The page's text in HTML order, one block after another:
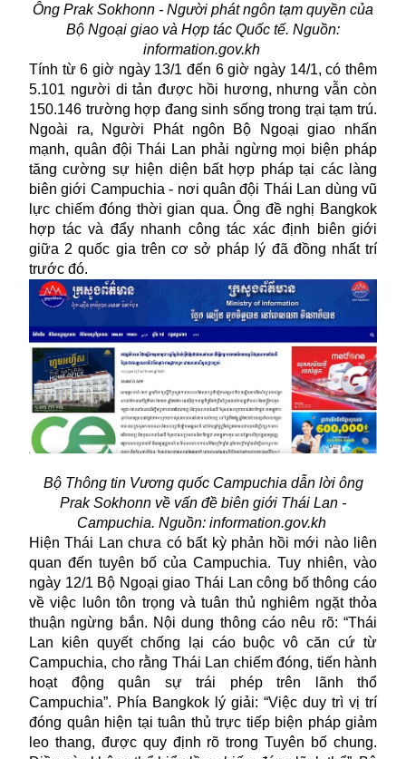
Ông Prak Sokhonn - Người phát ngôn tạm quyền của
Bộ Ngoại giao và Hợp tác Quốc tế. Nguồn:
information.gov.kh
Tính từ 6 giờ ngày 13/1 đến 6 giờ ngày 14/1, có thêm
5.101 người di tản được hồi hương, nhưng vẫn còn
150.146 trường hợp đang sinh sống trong trại tạm trú.
Ngoài ra, Người Phát ngôn Bộ Ngoại giao nhấn
mạnh, quân đội Thái Lan phải ngừng mọi biện pháp
tăng cường sự hiện diện bất hợp pháp tại các làng
biên giới Campuchia - nơi quân đội Thái Lan dùng vũ
lực chiếm đóng thời gian qua. Ông đề nghị Bangkok
hợp tác và đẩy nhanh công tác xác định biên giới
giữa 2 quốc gia trên cơ sở pháp lý đã đồng nhất trí
trước đó.
Bộ Thông tin Vương quốc Campuchia dẫn lời ông
Prak Sokhonn về vấn đề biên giới Thái Lan -
Campuchia. Nguồn: information.gov.kh
Hiện Thái Lan chưa có bất kỳ phản hồi mới nào liên
quan đến tuyên bố của Campuchia. Tuy nhiên, vào
ngày 12/1 Bộ Ngoại giao Thái Lan công bố thông cáo
về việc luôn tôn trọng và tuân thủ nghiêm ngặt thỏa
thuận ngừng bắn. Nội dung thông cáo nêu rõ: “Thái
Lan kiên quyết chống lại cáo buộc vô căn cứ từ
Campuchia, cho rằng Thái Lan chiếm đóng, tiến hành
hoạt động quân sự trái phép trên lãnh thổ
Campuchia”. Phía Bangkok lý giải: “Việc duy trì vị trí
đóng quân hiện tại tuân thủ trực tiếp biện pháp giảm
leo thang, được quy định rõ trong Tuyên bố chung.